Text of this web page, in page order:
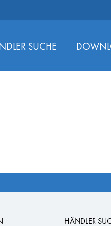
SUCHE
HÄNDLER